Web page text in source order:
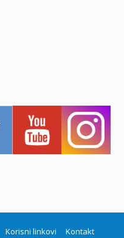
Korisni linkovi Kontakt